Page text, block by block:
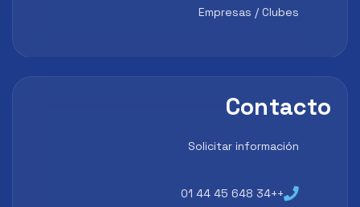
Empresas / Clubes
Contacto
Solicitar información
++34 648 45 44 01